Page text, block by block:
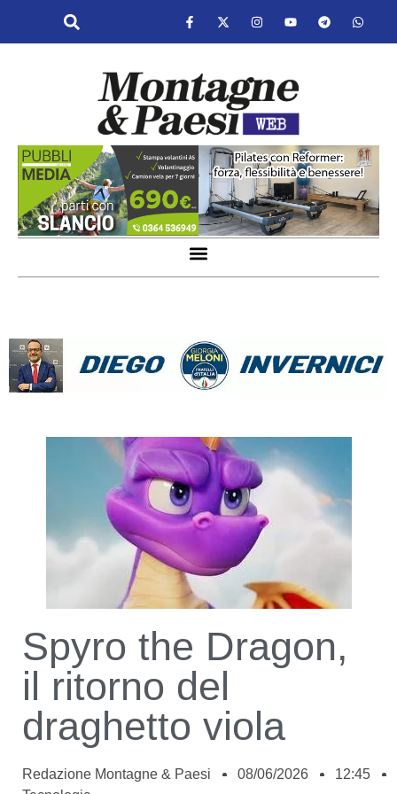
Spyro the Dragon,
il ritorno del
draghetto viola
Redazione Montagne & Paesi 08/06/2026
12:45